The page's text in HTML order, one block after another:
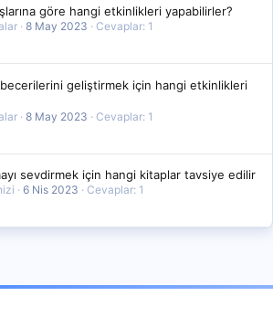
göre hangi etkinlikleri yapabilirler?
8 May 2023
Cevaplar: 1
becerilerini geliştirmek için hangi etkinlikleri
8 May 2023
Cevaplar: 1
sevdirmek için hangi kitaplar tavsiye edilir
6 Nis 2023
Cevaplar: 1